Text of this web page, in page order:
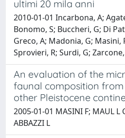
ultimi 20 mila anni
2010-01-01 Incarbona, A;
Bonomo, S; Buccheri, G; Di
Greco, A; Madonia, G; Masini,
Sprovieri, R; Surdi, G;
An evaluation of the
faunal composition
other Pleistocene
2005-01-01 MASINI F; MAUL L
ABBAZZI L